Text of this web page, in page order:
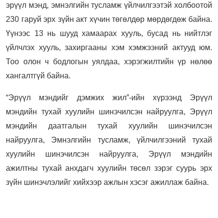
эрүүл мэнд, эмнэлгийн тусламж үйлчилгээтэй холбоотой
230 гаруй эрх зүйн акт хүчин төгөлдөр мөрдөгдөж байна.
Үүнээс 13 нь шууд хамаарах хууль, бусад нь нийтлэг
үйлчлэх хууль, захиргааны хэм хэмжээний актууд юм.
Тоо олон ч бодлогын уялдаа, хэрэгжилтийн үр нөлөө
хангалтгүй байна.
“Эрүүл мэндийг дэмжих жил”-ийн хүрээнд Эрүүл
мэндийн тухай хуулийн шинэчилсэн найруулга, Эрүүл
мэндийн даатгалын тухай хуулийн шинэчилсэн
найруулга, Эмнэлгийн тусламж, үйлчилгээний тухай
хуулийн шинэчилсэн найруулга, Эрүүл мэндийн
ажилтны тухай анхдагч хуулийн төсөл зэрэг суурь эрх
зүйн шинэчлэлийг хийхээр ажлын хэсэг ажиллаж байна.